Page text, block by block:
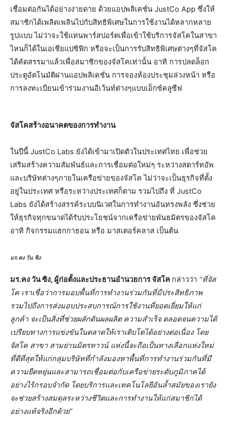
เชื่อมต่อกันได้อย่างง่ายดาย ด้วยแอปพลิเคชั่น JustCo App ซึ่งให้
สมาชิกได้เพลิดเพลินไปกับสิทธิพิเศษในการใช้งานได้หลากหลาย
รูปแบบ ไม่ว่าจะใช้แทนพาร์สปอร์ตเพื่อเข้าใช้บริการจัสโคในสาขา
ไหนก็ได้ในเอเชียแปซิฟิก หรือจะเป็นการรับสิทธิพิเศษต่างๆที่จัสโค
ได้คัดสรรมาแล้วเพื่อสมาชิกของจัสโคเท่านั้น อาทิ การปลดล็อก
ประตูอัตโนมัติผ่านแอปพลิเคชั่น การจองห้องประชุมล่วงหน้า หรือ
การลงทะเบียนเข้าร่วมงานอีเว้นท์ต่างๆแบบเอ็กซ์คลูซีฟ
จัสโคสร้างอนาคตของการทำงาน
ในปีนี้ JustCo Labs ยังได้เข้ามาเปิดตัวในประเทศไทย เพื่อช่วย
เสริมสร้างความสัมพันธ์และการเชื่อมต่อใหม่ๆ ระหว่างสตาร์ทอัพ
และบริษัทต่างๆภายในเครือข่ายของจัสโค ไม่ว่าจะเป็นธุรกิจที่ตั้ง
อยู่ในประเทศ หรือระหว่างประเทศก็ตาม รวมไปถึง ที่ JustCo
Labs ยังได้สร้างสรรค์ระบบนิเวศในการทำงานอันทรงพลัง ซึ่งช่วย
ให้ธุรกิจทุกขนาดได้รับประโยชน์จากเครือข่ายพันธมิตรของจัสโค
อาทิ กิจกรรมแฮกกาธอน หรือ มาสเตอร์คลาส เป็นต้น
มร.คง วัน ซิง
มร.คง วัน ซิง, ผู้ก่อตั้งและประธานอำนวยการ จัสโค กล่าวว่า “ที่จัส
โค เราเชื่อว่าการมอบพื้นที่การทำงานร่วมกันที่มีประสิทธิภาพ
รวมไปถึงการส่งมอบประสบการณ์การใช้งานที่ยอดเยี่ยมให้แก่
ลูกค้า จะเป็นสิ่งที่ช่วยผลักดันผลผลิต ความสำเร็จ ตลอดจนความได้
เปรียบทางการแข่งขันในตลาดให้เราเติบโตได้อย่างต่อเนื่อง โดย
จัสโค สาขา สามย่านมิตรทาวน์ แห่งนี้จะถือเป็นทางเลือกแห่งใหม่
ที่ดีที่สุดให้แก่กลุ่มบริษัทที่กำลังมองหาพื้นที่การทำงานร่วมกันที่มี
ความยืดหยุ่นและสามารถเชื่อมต่อกับเครือข่ายระดับภูมิภาคได้
อย่างไร้กรอบจำกัด โดยบริการและเทคโนโลยีอันล้ำสมัยของเรายัง
จะช่วยสร้างสมดุลระหว่างชีวิตและการทำงานให้แก่สมาชิกได้
อย่างแท้จริงอีกด้วย”